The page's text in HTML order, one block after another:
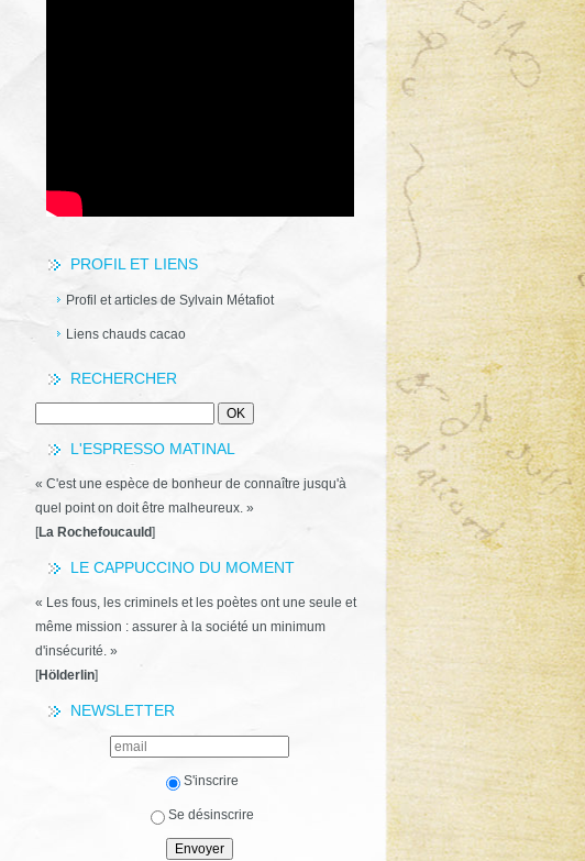
PROFIL ET LIENS
Profil et articles de Sylvain Métafiot
Liens chauds cacao
RECHERCHER
L'ESPRESSO MATINAL
« C'est une espèce de bonheur de connaître jusqu'à
quel point on doit être malheureux. »
[La Rochefoucauld]
LE CAPPUCCINO DU MOMENT
« Les fous, les criminels et les poètes ont une seule et
même mission : assurer à la société un minimum
d'insécurité. »
[Hölderlin]
NEWSLETTER
S'inscrire
Se désinscrire